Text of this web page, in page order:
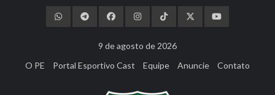
9 de agosto de 2026
O PE
Portal Esportivo Cast Equipe Anuncie Contato